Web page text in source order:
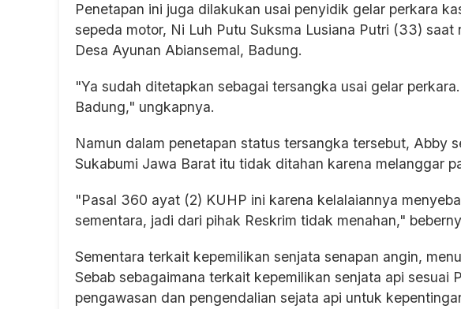
Penetapan ini juga dilakukan usai penyidik gelar perkara
sepeda motor, Ni Luh Putu Suksma Lusiana Putri (33) saat
Desa Ayunan Abiansemal, Badung.
"Ya sudah ditetapkan sebagai tersangka usai gelar
Badung," ungkapnya.
Namun dalam penetapan status tersangka tersebut, Abby
Sukabumi Jawa Barat itu tidak ditahan karena melanggar
"Pasal 360 ayat (2) KUHP ini karena kelalaiannya
sementara, jadi dari pihak Reskrim tidak menahan,"
Sementara terkait kepemilikan senjata senapan angin,
Sebab sebagaimana terkait kepemilikan senjata api sesuai
pengawasan dan pengendalian sejata api untuk